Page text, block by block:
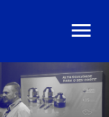
menu